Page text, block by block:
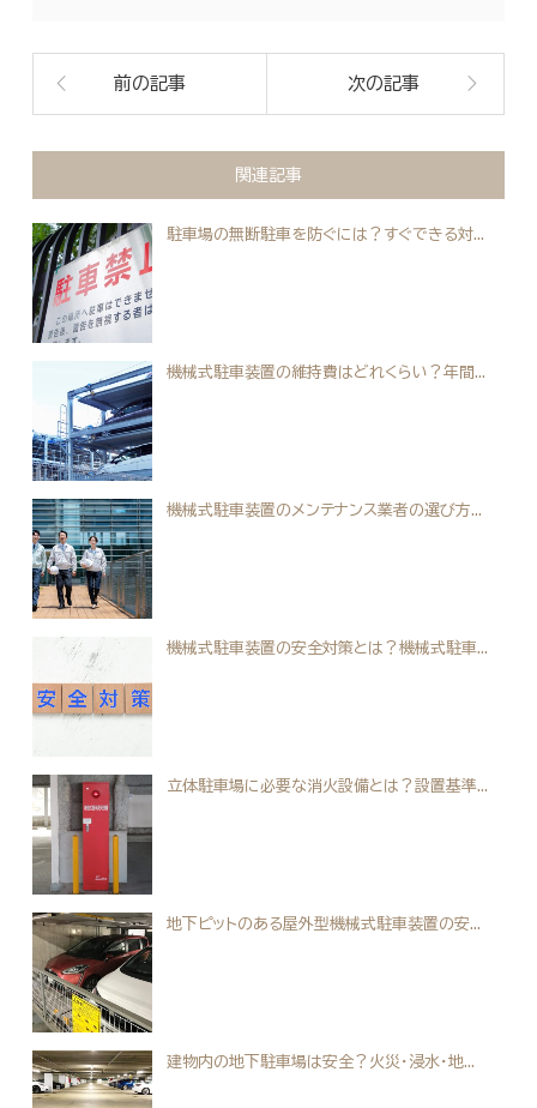
前の記事 次の記事
関連記事
駐車場の無断駐車を防ぐには？すぐできる対...
機械式駐車装置の維持費はどれくらい？年間...
機械式駐車装置のメンテナンス業者の選び方...
機械式駐車装置の安全対策とは？機械式駐車...
立体駐車場に必要な消火設備とは？設置基準...
地下ピットのある屋外型機械式駐車装置の安...
建物内の地下駐車場は安全？火災・浸水・地...